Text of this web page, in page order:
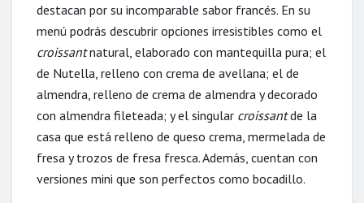
destacan por su incomparable sabor francés. En su
menú podrás descubrir opciones irresistibles como el
croissantnatural, elaborado con mantequilla pura; el
de Nutella, relleno con crema de avellana; el de
almendra, relleno de crema de almendra y decorado
con almendra fileteada; y el singular croissantde la
casa que está relleno de queso crema, mermelada de
fresa y trozos de fresa fresca. Además, cuentan con
versiones mini que son perfectos como bocadillo.